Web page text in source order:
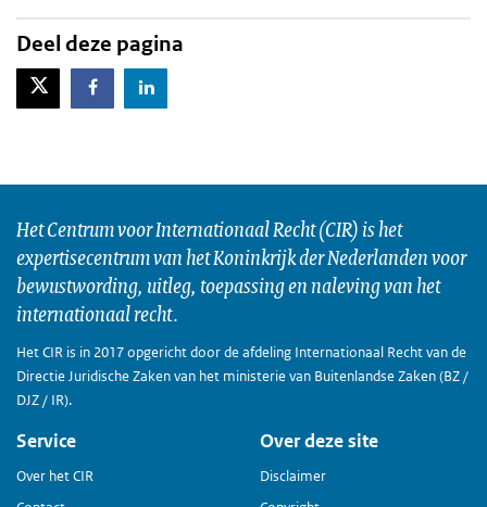
Deel deze pagina
X-TwitterFacebookLinkedIn
Het Centrum voor Internationaal Recht (CIR) is het
expertisecentrum van het Koninkrijk der Nederlanden voor
bewustwording, uitleg, toepassing en naleving van het
internationaal recht.
Het CIR is in 2017 opgericht door de afdeling Internationaal Recht van de
Directie Juridische Zaken van het ministerie van Buitenlandse Zaken (BZ /
DJZ / IR).
Service
Over het CIR
Over deze site
Disclaimer